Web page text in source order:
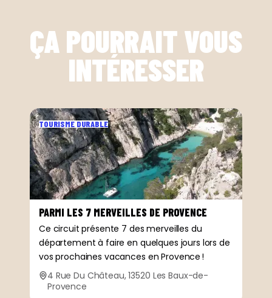
ÇA POURRAIT VOUS
INTÉRESSER
PARMI LES 7 MERVEILLES DE PROVENCE
TOURISME DURABLE
Ce circuit présente 7 des merveilles du
département à faire en quelques jours lors de
vos prochaines vacances en Provence !
4 Rue Du Château, 13520 Les Baux-de-
Provence